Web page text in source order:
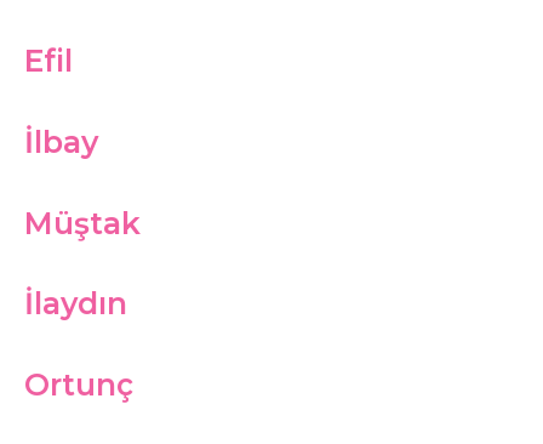
Efil
İlbay
Müştak
İlaydın
Ortunç